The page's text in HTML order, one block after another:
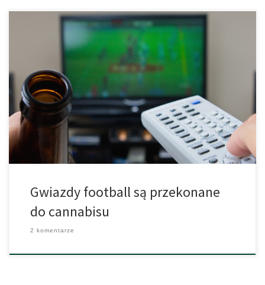
Dwie trzecie zawodników prognozuje spadek użycia środków
przeciwbólowych. Mimo, że National Football League, czyli
Narodowa Liga Footballu, jak dotąd nie widziała pożytku z
zastosowania cannabisu, kilku zawodników postanowiło
sprawdzić te poglądy. Według najnowszego sondażu sieci
sportowej Disney ESPN coraz więcej graczy sprawnościowych
przyznaje się do użytku marihuany na amerykańskim boisku. […]
Gwiazdy football są przekonane
do cannabisu
2 komentarze